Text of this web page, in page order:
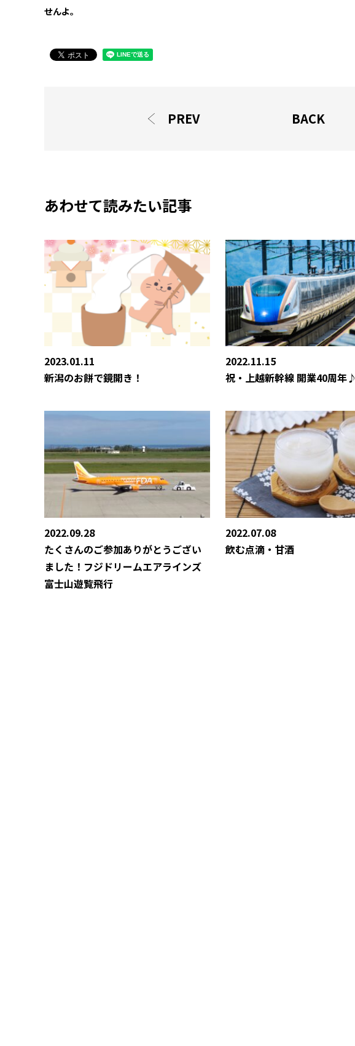
せんよ。
PREV BACK
あわせて読みたい記事
2023.01.11
新潟のお餅で鏡開き！
2022.11.15
祝・上越新幹線 開業40周年♪
2022.09.28
たくさんのご参加ありがとうござい
ました！フジドリームエアラインズ
富士山遊覧飛行
2022.07.08
飲む点滴・甘酒